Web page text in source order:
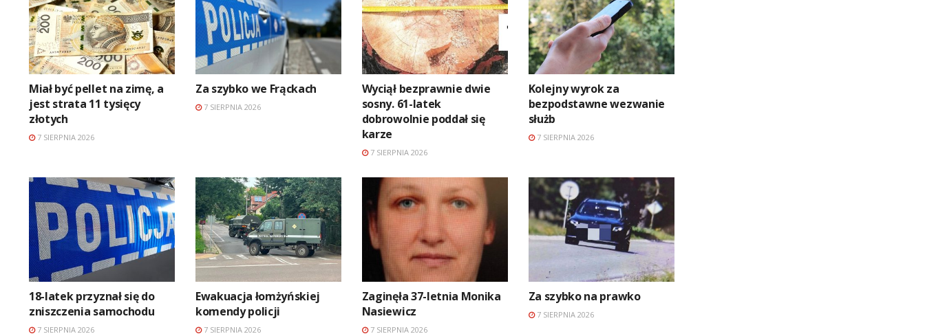
Miał być pellet na zimę, a
jest strata 11 tysięcy
złotych
7 SIERPNIA 2026
Za szybko we Frąckach
7 SIERPNIA 2026
Wyciął bezprawnie dwie
sosny. 61-latek
dobrowolnie poddał się
karze
7 SIERPNIA 2026
Kolejny wyrok za
bezpodstawne wezwanie
służb
7 SIERPNIA 2026
18-latek przyznał się do
zniszczenia samochodu
7 SIERPNIA 2026
Ewakuacja łomżyńskiej
komendy policji
7 SIERPNIA 2026
Zaginęła 37-letnia Monika
Nasiewicz
7 SIERPNIA 2026
Za szybko na prawko
7 SIERPNIA 2026